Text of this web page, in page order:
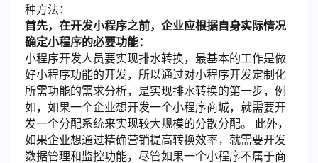
种方法：
首先，在开发小程序之前，企业应根据自身实际情况
确定小程序的必要功能：
小程序开发人员要实现排水转换，最基本的工作是做
好小程序功能的开发，所以通过对小程序开发定制化
所需功能的需求分析，是实现排水转换的第一步，例
如，如果一个企业想开发一个小程序商城，就需要开
发一个分配系统来实现较大规模的分散分配。 此外，
如果企业想通过精确营销提高转换效率，就需要开发
数据管理和监控功能，尽管如果一个小程序不属于商